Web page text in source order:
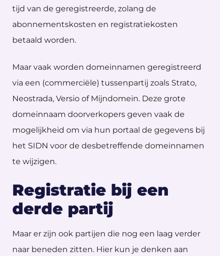
tijd van de geregistreerde, zolang de
abonnementskosten en registratiekosten
betaald worden.
Maar vaak worden domeinnamen geregistreerd
via een (commerciële) tussenpartij zoals Strato,
Neostrada, Versio of Mijndomein. Deze grote
domeinnaam doorverkopers geven vaak de
mogelijkheid om via hun portaal de gegevens bij
het SIDN voor de desbetreffende domeinnamen
te wijzigen.
Registratie bij een
derde partij
Maar er zijn ook partijen die nog een laag verder
naar beneden zitten. Hier kun je denken aan